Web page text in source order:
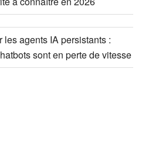
les agents IA persistants :
sont en perte de vitesse